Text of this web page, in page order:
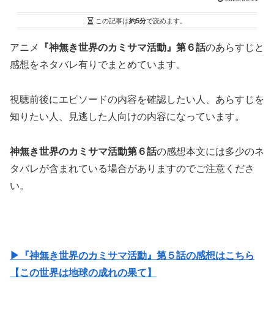
この記事は約5分で読めます。
アニメ 『神無き世界のカミサマ活動』第６話のあらすじと
感想をネタバレ有りでまとめています。
視聴前後にエピソードの内容を確認したい人、あらすじを
知りたい人、見逃した人向けの内容になっています。
神無き世界のカミサマ活動第６話の感想本文には多少のネ
タバレが含まれている場合がありますのでご注意くださ
い。
▶『神無き世界のカミサマ活動』第５話の感想はこちら
【この世界は地球の成れの果て】